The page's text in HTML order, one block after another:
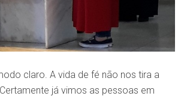
claro. A vida de fé não nos tira a
já vimos as pessoas em